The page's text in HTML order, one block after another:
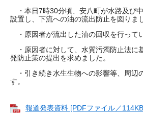
・本日7時30分頃、安八町が水路及び
設置し、下流への油の流出防止を図りま
・原因者が流出した油の回収を行って
・原因者に対して、水質汚濁防止法に
発防止策の提出を求めました。
・引き続き水生生物への影響等、周辺
す。
報道発表資料 [PDFファイル／